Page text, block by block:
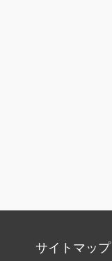
サイトマップ